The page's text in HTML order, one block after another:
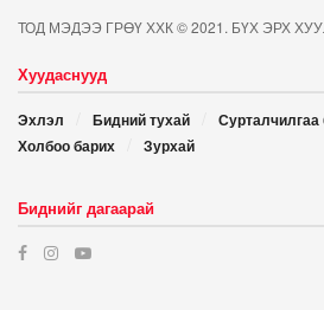
ТОД МЭДЭЭ ГРӨҮ ХХК © 2021. БҮХ ЭРХ
Хуудаснууд
Эхлэл Бидний тухай
Холбоо барих
Зурхай
Биднийг дагаарай